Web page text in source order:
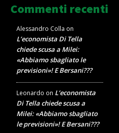
Commenti recenti
Alessandro Colla on
L’economista Di Tella
chiede scusa a Milei:
«Abbiamo sbagliato le
previsioni»! E Bersani???
Leonardo on L’economista
Di Tella chiede scusa a
Milei: «Abbiamo sbagliato
le previsioni»! E Bersani???